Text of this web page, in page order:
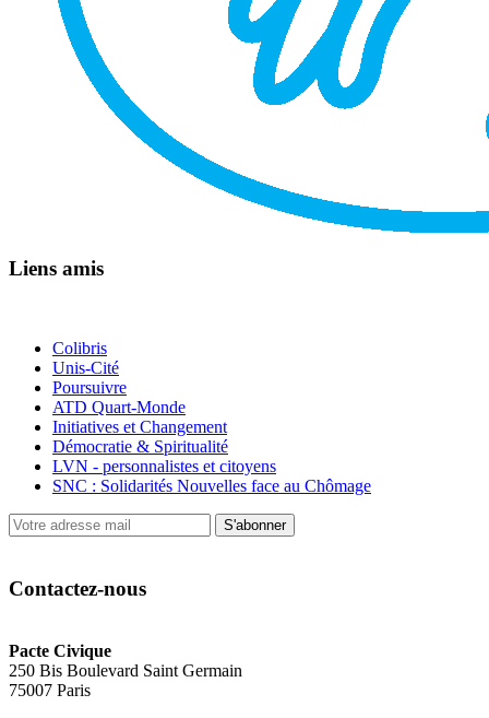
Liens amis
Colibris
Unis-Cité
Poursuivre
ATD Quart-Monde
Initiatives et Changement
Démocratie & Spiritualité
LVN - personnalistes et citoyens
SNC : Solidarités Nouvelles face au Chômage
S'abonner
Contactez-nous
Pacte Civique
250 Bis Boulevard Saint Germain
75007 Paris